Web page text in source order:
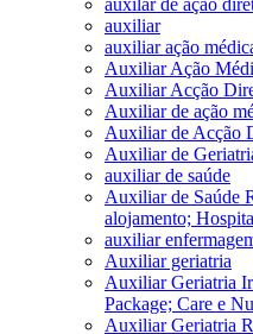
auxiliar
auxiliar ação
Auxiliar Ação
Auxiliar Acção
Auxiliar de ação
Auxiliar de Acção
Auxiliar de
auxiliar de saúde
Auxiliar de Saúde
alojamento;
auxiliar
Auxiliar geriatria
Auxiliar Geriatria
Package; Care e
Auxiliar Geriatria